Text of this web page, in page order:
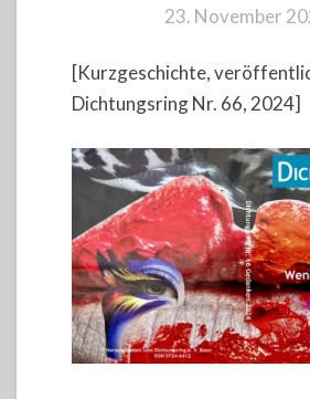
vorbei
23. November
[Kurzgeschichte,
Dichtungsring Nr. 66, 2024]